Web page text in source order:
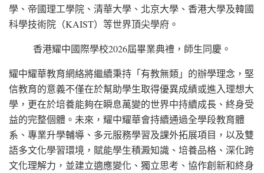
學、帝國理工學院、清華大學、北京大學、香港大學及韓國
科學技術院（KAIST）等世界頂尖學府。
香港耀中國際學校2026屆畢業典禮，師生同慶。
耀中耀華教育網絡將繼續秉持「有教無類」的辦學理念，堅
信教育的意義不僅在於幫助學生取得優異成績或進入理想大
學，更在於培養能夠在瞬息萬變的世界中持續成長、終身受
益的完整個體。未來，耀中耀華會持續通過全學段教育體
系、專業升學輔導、多元服務學習及課外拓展項目，以及雙
語多文化學習環境，賦能學生積澱知識、培養品格、深化跨
文化理解力，並建立適應變化、獨立思考、協作創新和終身